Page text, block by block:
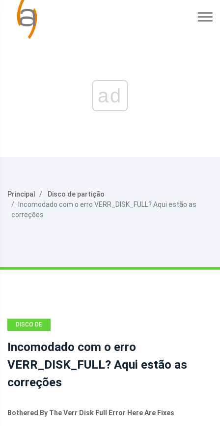
ad
Principal
Disco de partição
Incomodado com o erro VERR_DISK_FULL? Aqui estão as
correções
DISCO DE
Incomodado com o erro
VERR_DISK_FULL? Aqui estão as
correções
Bothered By The Verr Disk Full Error Here Are Fixes